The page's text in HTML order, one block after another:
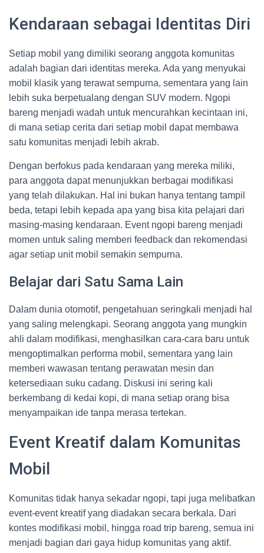
Kendaraan sebagai Identitas Diri
Setiap mobil yang dimiliki seorang anggota komunitas
adalah bagian dari identitas mereka. Ada yang menyukai
mobil klasik yang terawat sempurna, sementara yang lain
lebih suka berpetualang dengan SUV modern. Ngopi
bareng menjadi wadah untuk mencurahkan kecintaan ini,
di mana setiap cerita dari setiap mobil dapat membawa
satu komunitas menjadi lebih akrab.
Dengan berfokus pada kendaraan yang mereka miliki,
para anggota dapat menunjukkan berbagai modifikasi
yang telah dilakukan. Hal ini bukan hanya tentang tampil
beda, tetapi lebih kepada apa yang bisa kita pelajari dari
masing-masing kendaraan. Event ngopi bareng menjadi
momen untuk saling memberi feedback dan rekomendasi
agar setiap unit mobil semakin sempurna.
Belajar dari Satu Sama Lain
Dalam dunia otomotif, pengetahuan seringkali menjadi hal
yang saling melengkapi. Seorang anggota yang mungkin
ahli dalam modifikasi, menghasilkan cara-cara baru untuk
mengoptimalkan performa mobil, sementara yang lain
memberi wawasan tentang perawatan mesin dan
ketersediaan suku cadang. Diskusi ini sering kali
berkembang di kedai kopi, di mana setiap orang bisa
menyampaikan ide tanpa merasa tertekan.
Event Kreatif dalam Komunitas
Mobil
Komunitas tidak hanya sekadar ngopi, tapi juga melibatkan
event-event kreatif yang diadakan secara berkala. Dari
kontes modifikasi mobil, hingga road trip bareng, semua ini
menjadi bagian dari gaya hidup komunitas yang aktif.